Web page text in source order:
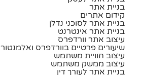
בניית אתר
קידום אתרים
בניית אתר לסוכני נדלן
בניית אתר אינטרנט
עיצוב אתר וורדפרס
שיעורים פרטיים בוורדפרס ואלמנטור
עיצוב חוויית משתמש
עיצוב ממשק משתמש
בניית אתר לעורך דין